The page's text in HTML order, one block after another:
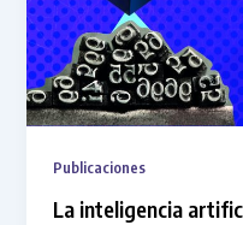
Publicaciones
La inteligencia